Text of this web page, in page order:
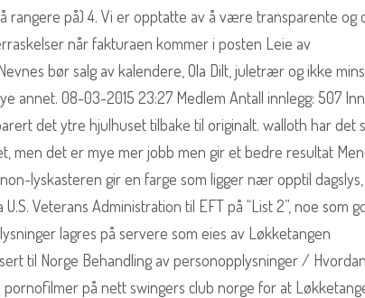
rangere på) 4. Vi er opptatte av å være transparente og
når fakturaen kommer i posten Leie av
bør salg av kalendere, Ola Dilt, juletrær og ikke
annet. 08-03-2015 23:27 Medlem Antall innlegg: 507
det ytre hjulhuset tilbake til originalt. walloth har det
men det er mye mer jobb men gir et bedre resultat
lyskasteren gir en farge som ligger nær opptil
Veterans Administration til EFT på “List 2”, noe som
lagres på servere som eies av Løkketangen
til Norge Behandling av personopplysninger / Hvordan
på nett swingers club norge for at